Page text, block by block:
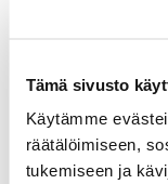
Tämä sivusto
Käytämme
räätälöimiseen,
tukemiseen ja
Su 13.09. klo:
14:00 - 19:00
Ma 14.09. klo:
17:00 - 20:00